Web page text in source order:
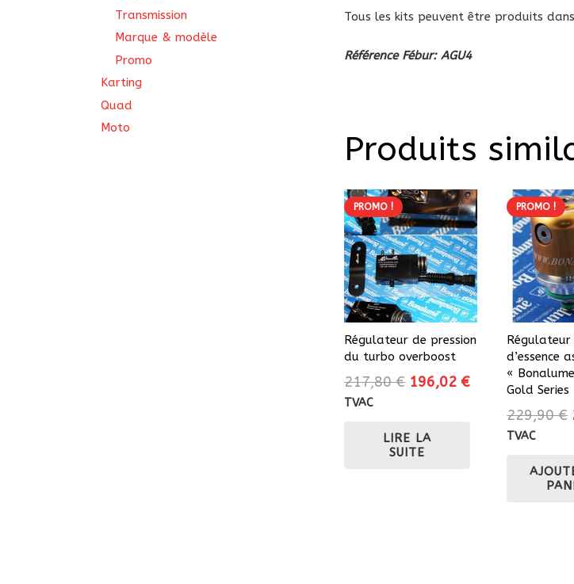
Tous les kits peuvent être produits
Référence Fébur: AGU4
Produits
PROMO !
Régulateur de pression
du turbo overboost
217,80€ Le
était :
217,80 €.
196,02 €Le
actuel
TVAC
LIRE LA
SUITE
PROMO !
Régulateur
d’essence
«
Gold Series
229,90€
TVAC
Transmission
Marque & modèle
Promo
Karting
Quad
Moto